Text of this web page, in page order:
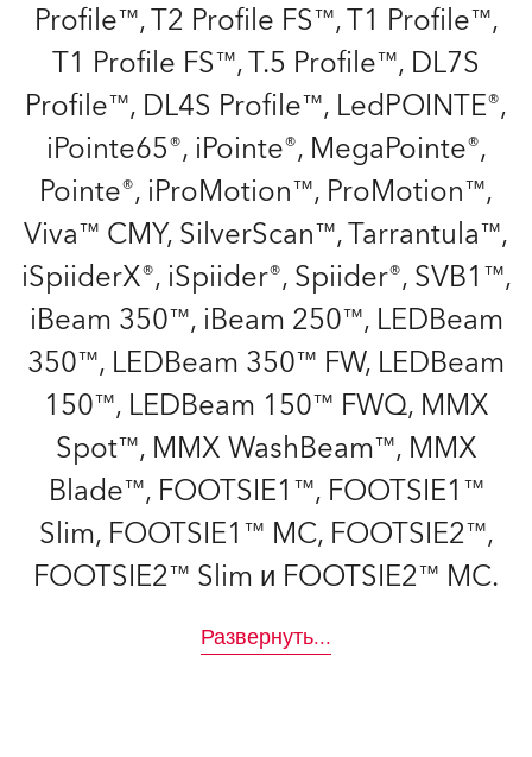
Profile™, T2 Profile FS™, T1 Profile™,
T1 Profile FS™, T.5 Profile™, DL7S
Profile™, DL4S Profile™, LedPOINTE®,
iPointe65®, iPointe®, MegaPointe®,
Pointe®, iProMotion™, ProMotion™,
Viva™ CMY, SilverScan™, Tarrantula™,
iSpiiderX®, iSpiider®, Spiider®, SVB1™,
iBeam 350™, iBeam 250™, LEDBeam
350™, LEDBeam 350™ FW, LEDBeam
150™, LEDBeam 150™ FWQ, MMX
Spot™, MMX WashBeam™, MMX
Blade™, FOOTSIE1™, FOOTSIE1™
Slim, FOOTSIE1™ MC, FOOTSIE2™,
FOOTSIE2™ Slim и FOOTSIE2™ MC.
Развернуть...